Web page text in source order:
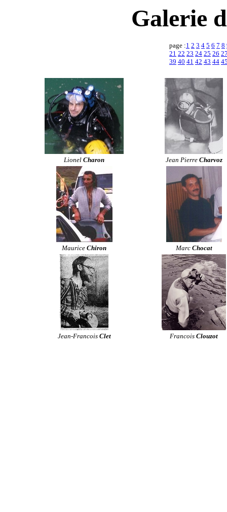
Galerie
page :1 2 3 4 5 6 7 8
21 22 23 24 25 26
39 40 41 42 43 44
Lionel Charon Jean Pierre Charvoz
Maurice Chiron Marc Chocat
Jean-Francois Clet Francois Clouzot